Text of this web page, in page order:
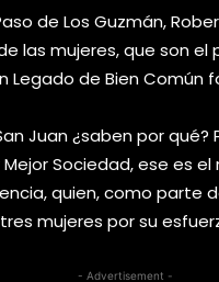
de Los Guzmán,
las mujeres, que son
Legado de Bien
Juan ¿saben por
Sociedad, ese es
quien, como
mujeres por su
- Advertisement -